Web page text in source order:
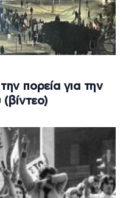
πορεία για την
(βίντεο)